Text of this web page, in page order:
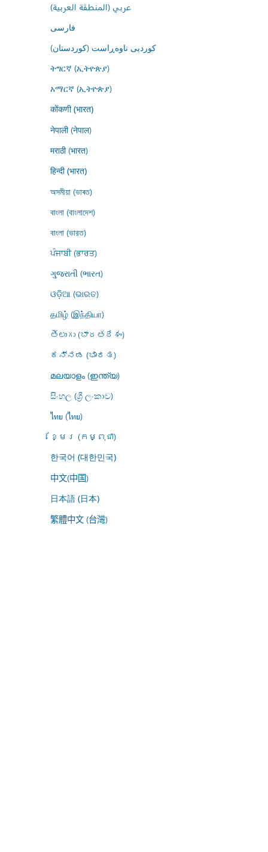
عربي (المنطقة العربية)
فارسى
کوردیی ناوەڕاست (کوردستان)
ትግርኛ (ኢትዮጵያ)
አማርኛ (ኢትዮጵያ)
कोंकणी (भारत)
नेपाली (नेपाल)
मराठी (भारत)
हिन्दी (भारत)
অসমীয়া (ভাৰত)
বাংলা (বাংলাদেশ)
বাংলা (ভারত)
ਪੰਜਾਬੀ (ਭਾਰਤ)
ગુજરાતી (ભારત)
ଓଡ଼ିଆ (ଭାରତ)
தமிழ் (இந்தியா)
తెలుగు (భారతదేశం)
ಕನ್ನಡ (ಭಾರತ)
മലയാളം (ഇന്ത്യ)
සිංහල (ශ්‍රී ලංකාව)
ไทย (ไทย)
ខ្មែរ (កម្ពុជា)
한국어 (대한민국)
中文(中国)
日本語 (日本)
繁體中文 (台灣)